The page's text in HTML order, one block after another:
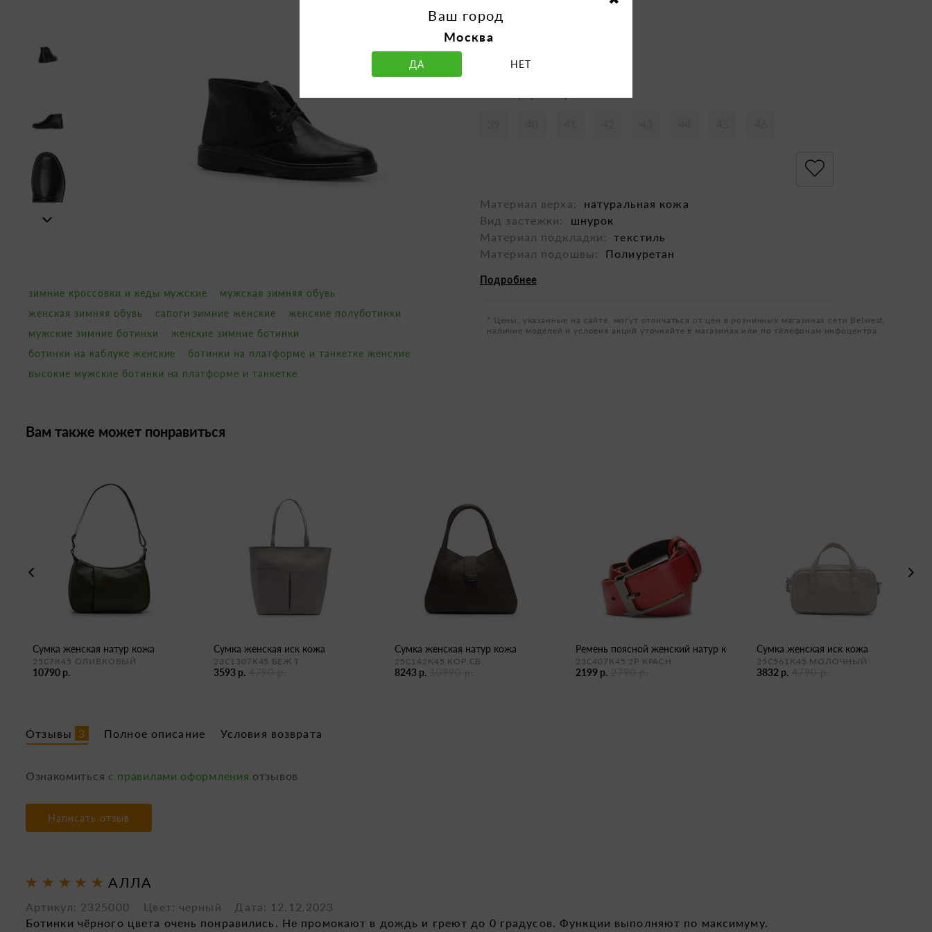
зимние кроссовки и кеды мужские
мужская зимняя обувь
женская зимняя обувь
сапоги зимние женские
женские полуботинки
мужские зимние ботинки
женские зимние ботинки
ботинки на каблуке женские
ботинки на платформе и танкетке женские
высокие мужские ботинки на платформе и танкетке
Материал верха:
натуральная кожа
Вид застежки:
шнурок
Материал подкладки:
текстиль
Материал подошвы:
Полиуретан
Подробнее
* Цены, указанные на сайте, могут отличаться от цен в розничных магазинах сети Belwest,
наличие моделей и условия акций уточняйте в магазинах или по телефонам инфоцентра.
Вам также может понравиться
сумка женская натур кожа
25С7К45 ОЛИВКОВЫЙ
10790 р.
сумка женская иск кожа
23С1307К45 БЕЖ Т.
3593 р.
сумка женская натур кожа
25С142К45 КОР СВ.
8243 р.
ремень поясной женский натур к
23С407К45 2Р КРАСН
2199 р.
сумка женская иск кожа
25С561К45 МОЛОЧНЫЙ
3832 р.
Отзывы 3 Полное описание Условия возврата
Ознакомиться с правилами оформления отзывов
Написать отзыв
АЛЛА
Артикул: 2325000 Цвет: черный
Дата: 12.12.2023
Ботинки чёрного цвета очень понравились. Не промокают в дождь и греют до 0 градусов. Функции выполняют по максимуму.
Москва
ДА НЕТ
Ваш город